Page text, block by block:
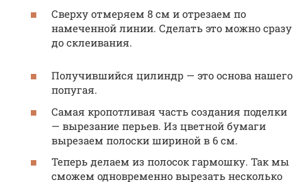
Сверху отмеряем 8 см и отрезаем по
намеченной линии. Сделать это можно сразу
до склеивания.
Получившийся цилиндр — это основа нашего
попугая.
Самая кропотливая часть создания поделки
— вырезание перьев. Из цветной бумаги
вырезаем полоски шириной в 6 см.
Теперь делаем из полосок гармошку. Так мы
сможем одновременно вырезать несколько